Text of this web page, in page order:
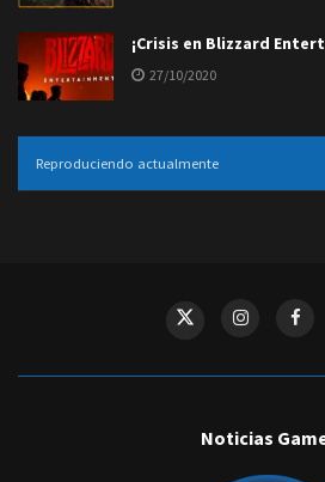
¡Crisis en Blizzard
27/10/2020
Reproduciendo actualmente
Noticias